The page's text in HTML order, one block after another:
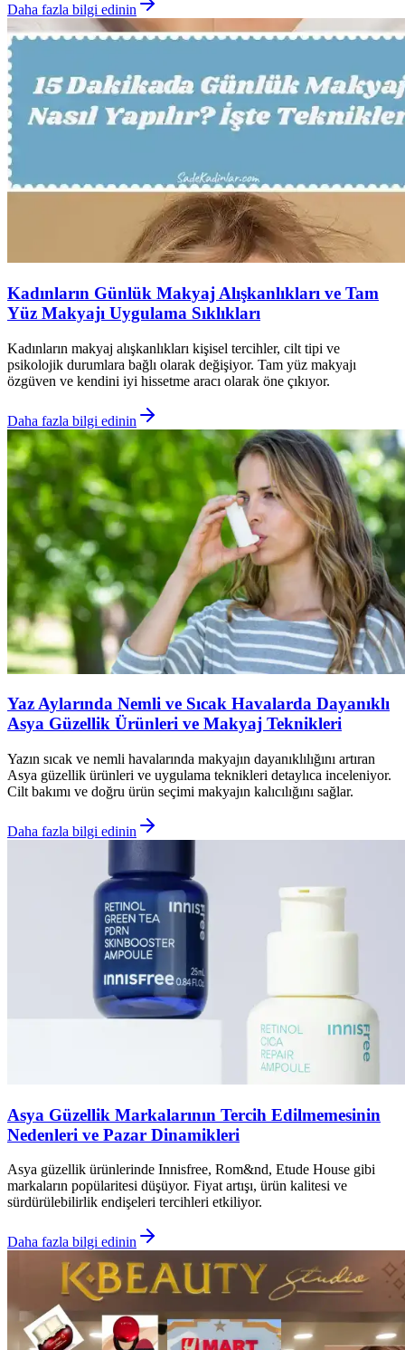
Daha fazla bilgi edinin
Kadınların Günlük Makyaj Alışkanlıkları ve Tam
Yüz Makyajı Uygulama Sıklıkları
Kadınların makyaj alışkanlıkları kişisel tercihler, cilt tipi ve
psikolojik durumlara bağlı olarak değişiyor. Tam yüz makyajı
özgüven ve kendini iyi hissetme aracı olarak öne çıkıyor.
Daha fazla bilgi edinin
Yaz Aylarında Nemli ve Sıcak Havalarda Dayanıklı
Asya Güzellik Ürünleri ve Makyaj Teknikleri
Yazın sıcak ve nemli havalarında makyajın dayanıklılığını artıran
Asya güzellik ürünleri ve uygulama teknikleri detaylıca inceleniyor.
Cilt bakımı ve doğru ürün seçimi makyajın kalıcılığını sağlar.
Daha fazla bilgi edinin
Asya Güzellik Markalarının Tercih Edilmemesinin
Nedenleri ve Pazar Dinamikleri
Asya güzellik ürünlerinde Innisfree, Rom&nd, Etude House gibi
markaların popülaritesi düşüyor. Fiyat artışı, ürün kalitesi ve
sürdürülebilirlik endişeleri tercihleri etkiliyor.
Daha fazla bilgi edinin